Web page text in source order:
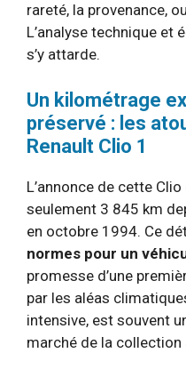
rareté, la provenance,
L’analyse technique et
s’y attarde.
Un kilométrage
préservé : les
Renault Clio 1
L’annonce de cette
seulement 3 845 km
en octobre 1994. Ce
normes pour un
promesse d’une
par les aléas
intensive, est souvent
marché de la collection